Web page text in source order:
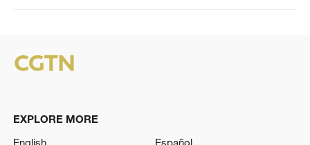
EXPLORE MORE
English
Español